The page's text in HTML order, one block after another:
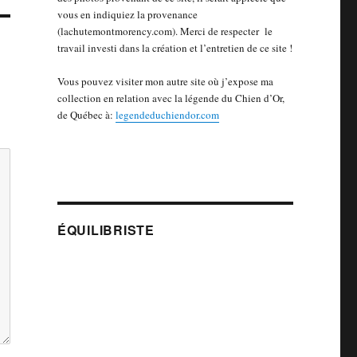
vous en indiquiez la provenance
(lachutemontmorency.com). Merci de respecter le
travail investi dans la création et l’entretien de ce site !
Vous pouvez visiter mon autre site où j’expose ma
collection en relation avec la légende du Chien d’Or,
de Québec à: legendeduchiendor.com
ÉQUILIBRISTE